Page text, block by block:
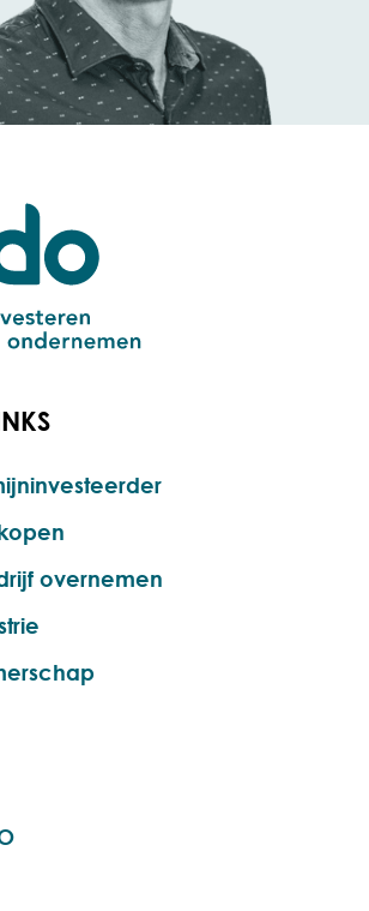
overnemen